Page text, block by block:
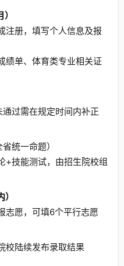
注册，填写个人信息及报
绩单、体育类专业相关证
过需在规定时间内补正
统一命题）
+技能测试，由招生院校组
志愿，可填6个平行志愿
校陆续发布录取结果